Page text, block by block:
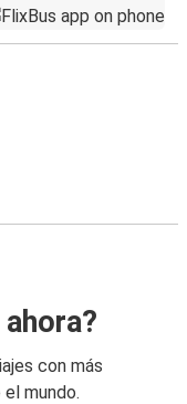
con más
mundo.